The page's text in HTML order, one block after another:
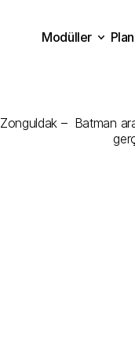
Zonguldak –  Batman
Modüller